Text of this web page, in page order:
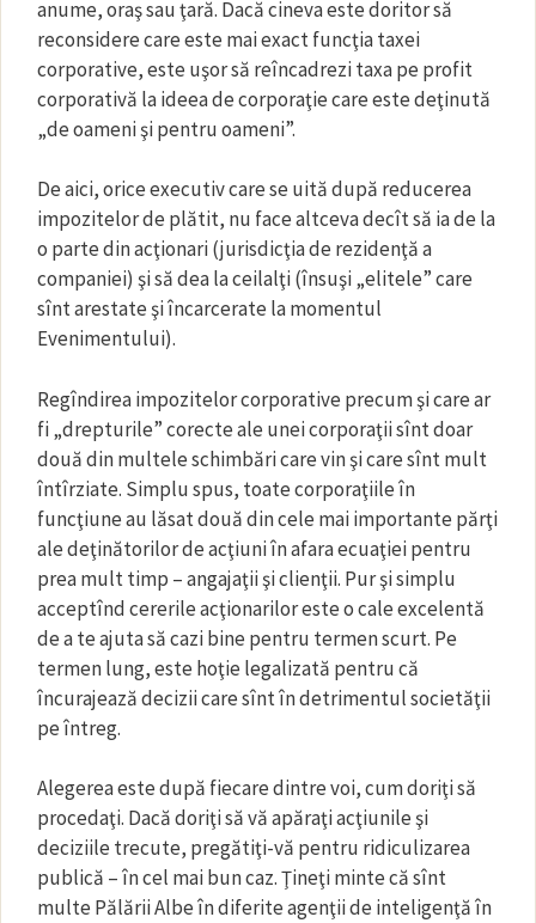
anume, oraş sau ţară. Dacă cineva este doritor să
reconsidere care este mai exact funcţia taxei
corporative, este uşor să reîncadrezi taxa pe profit
corporativă la ideea de corporaţie care este deţinută
„de oameni şi pentru oameni”.
De aici, orice executiv care se uită după reducerea
impozitelor de plătit, nu face altceva decît să ia de la
o parte din acţionari (jurisdicţia de rezidenţă a
companiei) şi să dea la ceilalţi (însuşi „elitele” care
sînt arestate şi încarcerate la momentul
Evenimentului).
Regîndirea impozitelor corporative precum şi care ar
fi „drepturile” corecte ale unei corporaţii sînt doar
două din multele schimbări care vin şi care sînt mult
întîrziate. Simplu spus, toate corporaţiile în
funcţiune au lăsat două din cele mai importante părţi
ale deţinătorilor de acţiuni în afara ecuaţiei pentru
prea mult timp – angajaţii şi clienţii. Pur şi simplu
acceptînd cererile acţionarilor este o cale excelentă
de a te ajuta să cazi bine pentru termen scurt. Pe
termen lung, este hoţie legalizată pentru că
încurajează decizii care sînt în detrimentul societăţii
pe întreg.
Alegerea este după fiecare dintre voi, cum doriţi să
procedaţi. Dacă doriţi să vă apăraţi acţiunile şi
deciziile trecute, pregătiţi-vă pentru ridiculizarea
publică – în cel mai bun caz. Ţineţi minte că sînt
multe Pălării Albe în diferite agenţii de inteligenţă în